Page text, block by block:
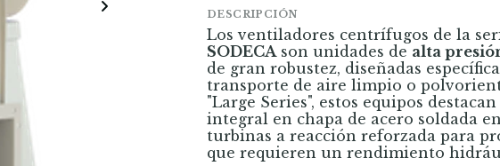
DESCRIPCIÓN
Los ventiladores centrífugos de la
SODECAson unidades de alta
de gran robustez, diseñadas
transporte de aire limpio o
"Large Series", estos equipos
integral en chapa de acero soldada
turbinas a reacción reforzada para
que requieren un rendimiento